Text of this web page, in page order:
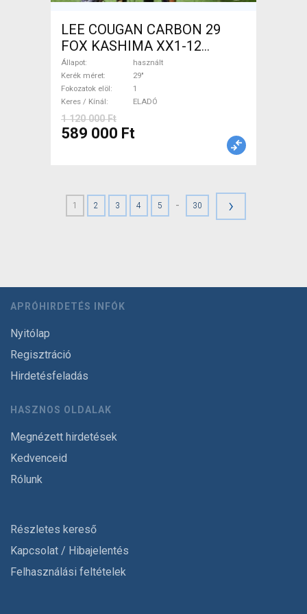
LEE COUGAN CARBON 29
FOX KASHIMA XX1-12
Mountain Bike 29" össztelós
/ fully használt ELADÓ
Állapot
használt
Kerék méret
29"
Fokozatok elöl
1
Keres / Kínál
ELADÓ
1 120 000 Ft
589 000 Ft
1 2 3 4 5 - 30 ›
APRÓHIRDETÉS INFÓK
Nyitólap
Regisztráció
Hirdetésfeladás
HASZNOS OLDALAK
Megnézett hirdetések
Kedvenceid
Rólunk
Részletes kereső
Kapcsolat / Hibajelentés
Felhasználási feltételek